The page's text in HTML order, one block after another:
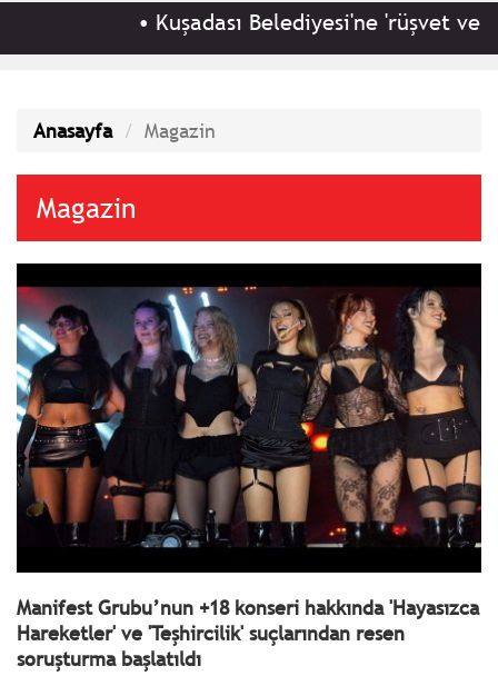
Kuşadası Belediyesi'ne 'rüşvet ve irtikap'
Anasayfa Magazin
Magazin
Manifest Grubu’nun +18 konseri hakkında 'Hayasızca
Hareketler' ve 'Teşhircilik' suçlarından resen
soruşturma başlatıldı